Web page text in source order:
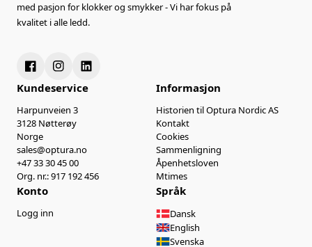
med pasjon for klokker og smykker - Vi har fokus på
kvalitet i alle ledd.
Kundeservice
Harpunveien 3
3128 Nøtterøy
Norge
sales@optura.no
+47 33 30 45 00
Org. nr.: 917 192 456
Informasjon
Historien til Optura Nordic AS
Kontakt
Cookies
Sammenligning
Åpenhetsloven
Mtimes
Konto
Logg inn
Språk
Dansk
English
Svenska